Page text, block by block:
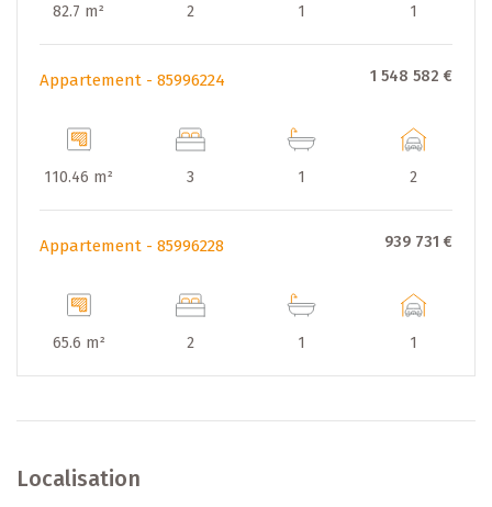
82.7 m² 2 1 1
Appartement - 85996224 1 548 582 €
110.46 m² 3 1 2
Appartement - 85996228 939 731 €
65.6 m² 2 1 1
Localisation